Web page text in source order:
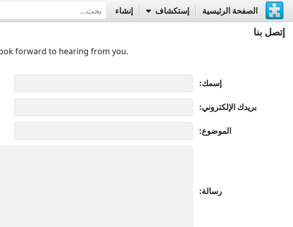
الصفحة الرئيسية إستكشاف إنشاء
إتصل بنا
forward to hearing from you.
إسمك
بريدك الإلكتروني
الموضوع
رسالة